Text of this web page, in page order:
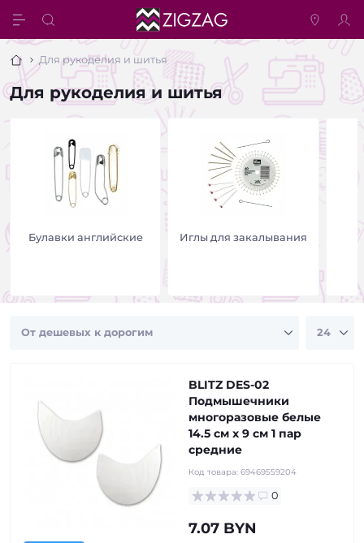
Для рукоделия и шитья
Для рукоделия и шитья
Булавки английские Иглы для закалывания
BLITZ DES-02
Подмышечники
многоразовые белые
14.5 см х 9 см 1 пар
средние
Код товара: 69469559204
0
7.07 BYN